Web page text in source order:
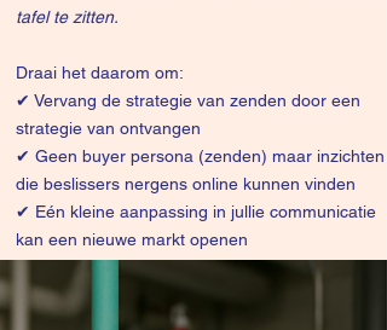
tafel te zitten.
Draai het daarom om:
✔ Vervang de strategie van zenden door een
strategie van ontvangen
✔ Geen buyer persona (zenden) maar inzichten
die beslissers nergens online kunnen vinden
✔ Eén kleine aanpassing in jullie communicatie
kan een nieuwe markt openen